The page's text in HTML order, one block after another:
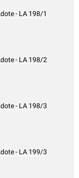
- LA 198/1
- LA 198/2
- LA 198/3
- LA 199/3